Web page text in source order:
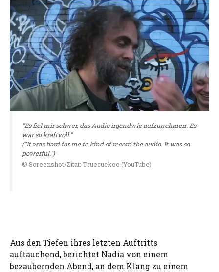
"Es fiel mir schwer, das Audio irgendwie aufzunehmen. Es
war so kraftvoll."
("It was hard for me to kind of record the audio. It was so
powerful.")
© Screenshot/Zitat: Truecuckoo (YouTube)
Aus den Tiefen ihres letzten Auftritts
auftauchend, berichtet Nadia von einem
bezaubernden Abend, an dem Klang zu einem